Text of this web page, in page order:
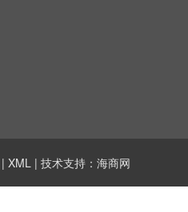
| XML | 技术支持： 海商网